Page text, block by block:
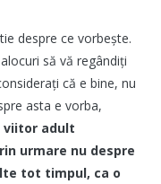
despre ce vorbește.
să vă regândiți
că e bine, nu
asta e vorba,
viitor adult
urmare nu despre
tot timpul, ca o